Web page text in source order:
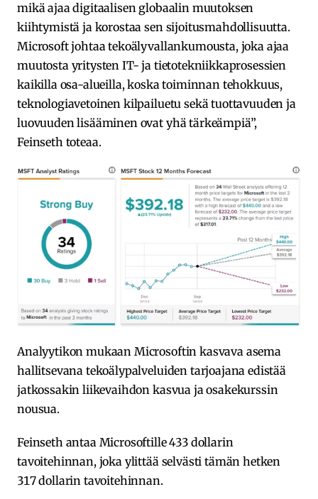
mikä ajaa digitaalisen globaalin muutoksen
kiihtymistä ja korostaa sen sijoitusmahdollisuutta.
Microsoft johtaa tekoälyvallankumousta, joka ajaa
muutosta yritysten IT- ja tietotekniikkaprosessien
kaikilla osa-alueilla, koska toiminnan tehokkuus,
teknologiavetoinen kilpailuetu sekä tuottavuuden ja
luovuuden lisääminen ovat yhä tärkeämpiä”,
Feinseth toteaa.
Analyytikon mukaan Microsoftin kasvava asema
hallitsevana tekoälypalveluiden tarjoajana edistää
jatkossakin liikevaihdon kasvua ja osakekurssin
nousua.
Feinseth antaa Microsoftille 433 dollarin
tavoitehinnan, joka ylittää selvästi tämän hetken
317 dollarin tavoitehinnan.